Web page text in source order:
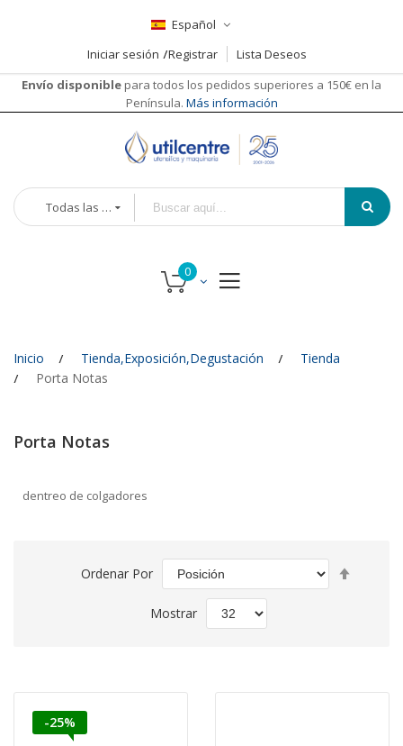
Español
Iniciar sesión
Registrar
Lista Deseos
Envío disponible para todos los pedidos superiores a 150€ en la
Península. Más información
Todas las categorías
Inicio Tienda,Exposición,Degustación
Tienda
Porta Notas
Porta Notas
dentreo de colgadores
Ordenar Por
Mostrar
-25%